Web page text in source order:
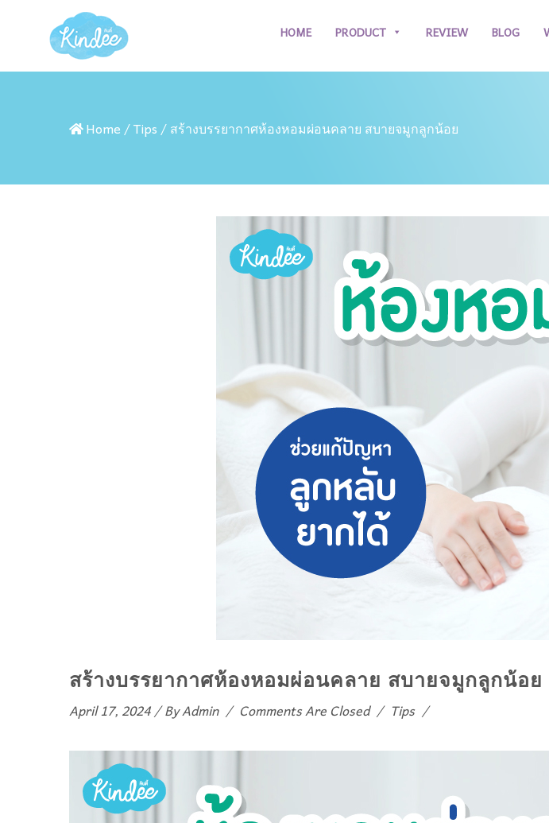
HOME PRODUCT REVIEW BLOG
Home /Tips /สร้างบรรยากาศห้องหอมผ่อนคลาย สบายจมูกลูกน้อย
สร้างบรรยากาศห้องหอมผ่อนคลาย สบายจมูกลูกน้อย
April 17, 2024 / ByAdmin / Comments Are Closed / Tips /